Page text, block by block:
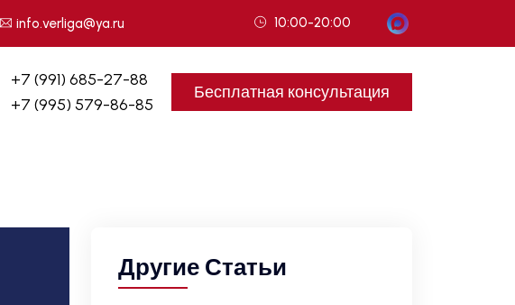
info.verliga@ya.ru 10:00-20:00
+7 (991) 685-27-88
+7 (995) 579-86-85
Бесплатная консультация
Другие Статьи